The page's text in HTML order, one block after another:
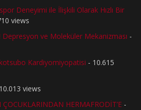
Deneyimi ile İlişkili Olarak Hızlı Bir
views
Depresyon ve Moleküler Mekanizması -
Kardiyomiyopatisi - 10.615
views
ÇOCUKLARINDAN HERMAFRODİT’E -